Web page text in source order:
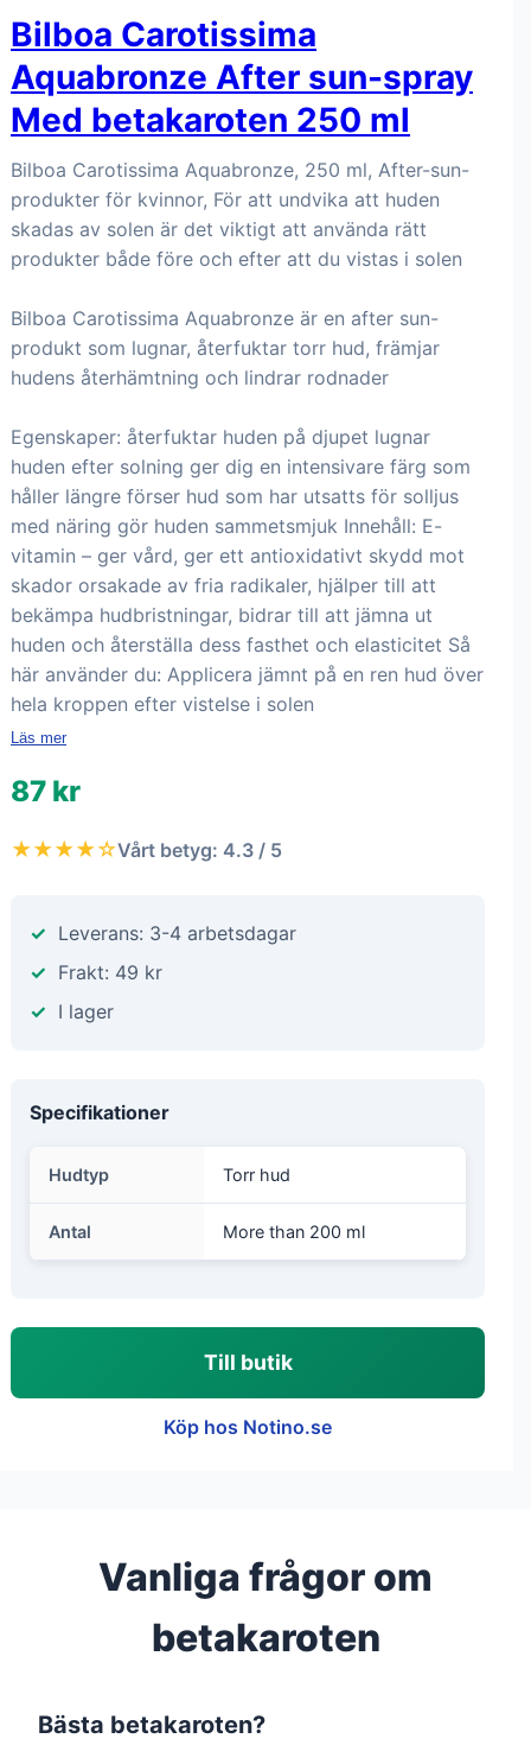
Bilboa Carotissima
Aquabronze After sun-spray
Med betakaroten 250 ml
Bilboa Carotissima Aquabronze, 250 ml, After-sun-
produkter för kvinnor, För att undvika att huden
skadas av solen är det viktigt att använda rätt
produkter både före och efter att du vistas i solen
Bilboa Carotissima Aquabronze är en after sun-
produkt som lugnar, återfuktar torr hud, främjar
hudens återhämtning och lindrar rodnader
Egenskaper: återfuktar huden på djupet lugnar
huden efter solning ger dig en intensivare färg som
håller längre förser hud som har utsatts för solljus
med näring gör huden sammetsmjuk Innehåll: E-
vitamin – ger vård, ger ett antioxidativt skydd mot
skador orsakade av fria radikaler, hjälper till att
bekämpa hudbristningar, bidrar till att jämna ut
huden och återställa dess fasthet och elasticitet Så
här använder du: Applicera jämnt på en ren hud över
hela kroppen efter vistelse i solen
Läs mer
87 kr
★★★★☆Vårt betyg: 4.3 / 5
Leverans: 3-4 arbetsdagar
Frakt: 49 kr
I lager
Specifikationer
Hudtyp Torr hud
Antal More than 200 ml
Till butik
Köp hos Notino.se
Vanliga frågor om
betakaroten
Bästa betakaroten?